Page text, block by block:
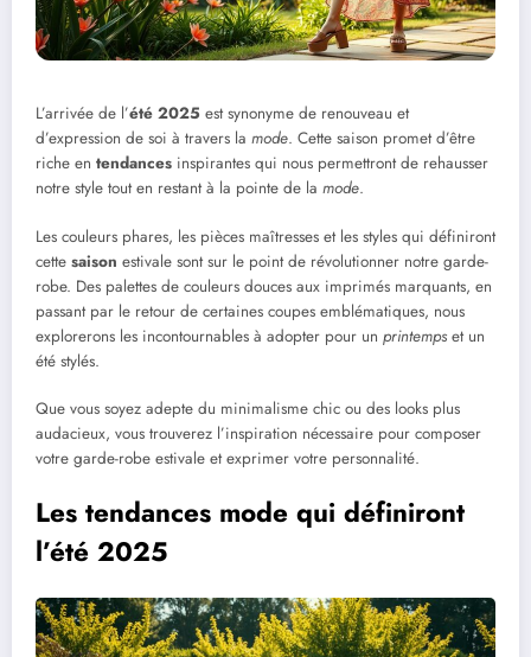
L’arrivée de l’été 2025 est synonyme de renouveau et
d’expression de soi à travers la mode. Cette saison promet d’être
riche en tendances inspirantes qui nous permettront de rehausser
notre style tout en restant à la pointe de la mode.
Les couleurs phares, les pièces maîtresses et les styles qui définiront
cette saison estivale sont sur le point de révolutionner notre garde-
robe. Des palettes de couleurs douces aux imprimés marquants, en
passant par le retour de certaines coupes emblématiques, nous
explorerons les incontournables à adopter pour un printemps et un
été stylés.
Que vous soyez adepte du minimalisme chic ou des looks plus
audacieux, vous trouverez l’inspiration nécessaire pour composer
votre garde-robe estivale et exprimer votre personnalité.
Les tendances mode qui définiront
l’été 2025